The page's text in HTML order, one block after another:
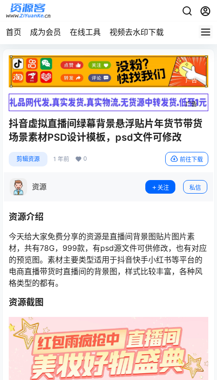
首页 成为会员 在线工具 视频去水印下载
广告
广告
抖音虚拟直播间绿幕背景悬浮贴片年货节带货
场景素材PSD设计模板，psd文件可修改
剪辑资源 1 年前 0 前往下载
资源 关注 私信
资源介绍
今天给大家免费分享的资源是直播间背景图贴片图片素
材，共有78G，999款，有psd源文件可供修改，也有对应
的预览图。素材主要类型适用于抖音快手小红书等平台的
电商直播带货时直播间的背景图，样式比较丰富，各种风
格类型的都有。
资源截图